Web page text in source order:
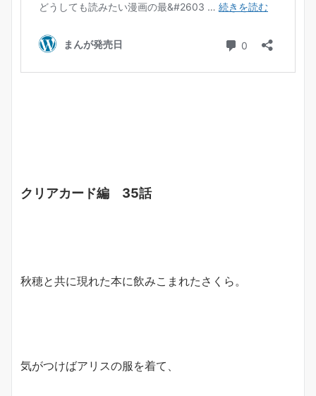
クリアカード編 35話
秋穂と共に現れた本に飲みこまれたさくら。
気がつけばアリスの服を着て、